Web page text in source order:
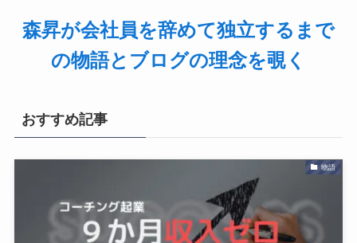
森昇が会社員を辞めて独立するまで
の物語とブログの理念を覗く
おすすめ記事
物語